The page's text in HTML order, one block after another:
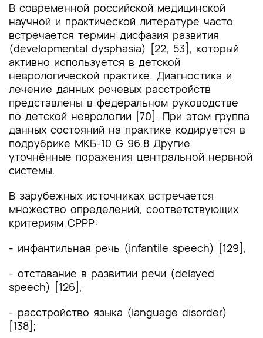
В современной российской медицинской
научной и практической литературе часто
встречается термин дисфазия развития
(developmental dysphasia) [22, 53], который
активно используется в детской
неврологической практике. Диагностика и
лечение данных речевых расстройств
представлены в федеральном руководстве
по детской неврологии [70]. При этом группа
данных состояний на практике кодируется в
подрубрике МКБ-10 G 96.8 Другие
уточнённые поражения центральной нервной
системы.
В зарубежных источниках встречается
множество определений, соответствующих
критериям СРРР:
- инфантильная речь (infantile speech) [129],
- отставание в развитии речи (delayed
speech) [126],
- расстройство языка (language disorder)
[138];